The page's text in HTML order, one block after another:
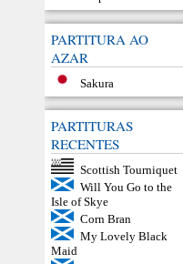
PARTITURA AO
AZAR
Sakura
PARTITURAS
RECENTES
Scottish Tourniquet
Will You Go to the
Isle of Skye
Corn Bran
My Lovely Black
Maid